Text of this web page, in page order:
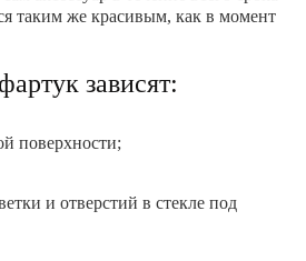
таким же красивым, как в момент
зависят:
поверхности;
и отверстий в стекле под